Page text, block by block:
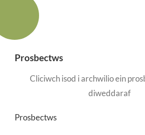
Prosbectws
Cliciwch isod i archwilio ein
diweddaraf
Prosbectws